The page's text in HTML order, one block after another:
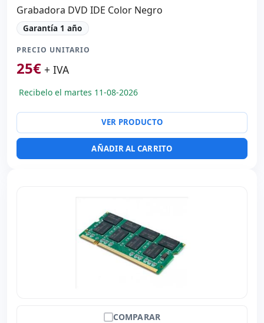
Grabadora DVD IDE Color Negro
Garantía 1 año
PRECIO UNITARIO
25€ + IVA
Recibelo el martes 11-08-2026
VER PRODUCTO
AÑADIR AL CARRITO
COMPARAR